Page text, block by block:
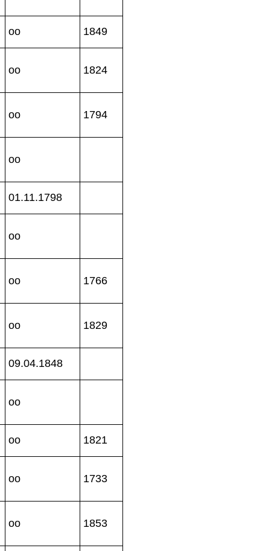
oo 1849
oo 1824
oo 1794
oo
01.11.1798
oo
oo 1766
oo 1829
09.04.1848
oo
oo 1821
oo 1733
oo 1853